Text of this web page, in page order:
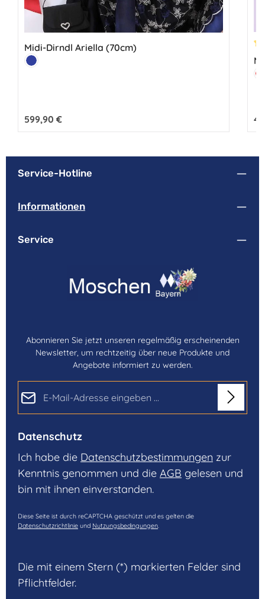
Midi-Dirndl Ariella (70cm)
Farbe:
Marine
Regulärer Preis:
599,90 €
Service-Hotline
Informationen
Service
Abonnieren Sie jetzt unseren regelmäßig erscheinenden
Newsletter, um rechtzeitig über neue Produkte und
Angebote informiert zu werden.
Datenschutz
Ich habe die Datenschutzbestimmungen zur
Kenntnis genommen und die AGB gelesen und
bin mit ihnen einverstanden.
Diese Seite ist durch reCAPTCHA geschützt und es gelten die
Datenschutzrichtlinie und Nutzungsbedingungen.
Die mit einem Stern (*) markierten Felder sind
Pflichtfelder.